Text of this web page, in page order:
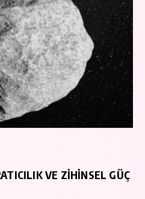
VE ZİHİNSEL GÜÇ